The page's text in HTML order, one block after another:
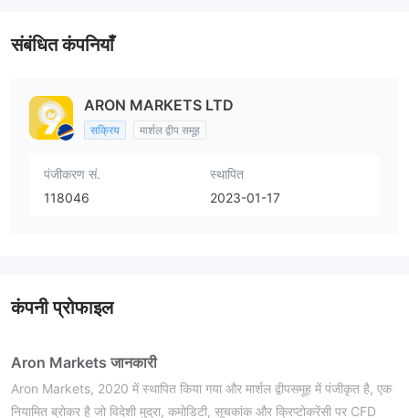
संबंधित कंपनियाँ
ARON MARKETS LTD
सक्रिय मार्शल द्वीप समूह
पंजीकरण सं.
118046
स्थापित
2023-01-17
कंपनी प्रोफाइल
Aron Markets जानकारी
Aron Markets, 2020 में स्थापित किया गया और मार्शल द्वीपसमूह में पंजीकृत है, एक
नियामित ब्रोकर है जो विदेशी मुद्रा, कमोडिटी, सूचकांक और क्रिप्टोकरेंसी पर CFD